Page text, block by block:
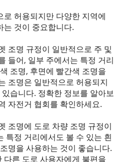
허용되지만 다양한 지역에
는 것이 중요합니다.
조명 규정이 일반적으로 주 및
들어, 일부 주에서는 특정 거리
조명, 후면에 빨간색 조명을
조명은 일반적으로 허용되지
습니다. 정확한 정보를 알아보
자전거 협회를 확인하세요.
조명에 도로 차량 조명 규정이
특정 거리에서도 볼 수 있는 흰
명을 사용하는 것이 좋습니다.
른 도로 사용자에게 불편을